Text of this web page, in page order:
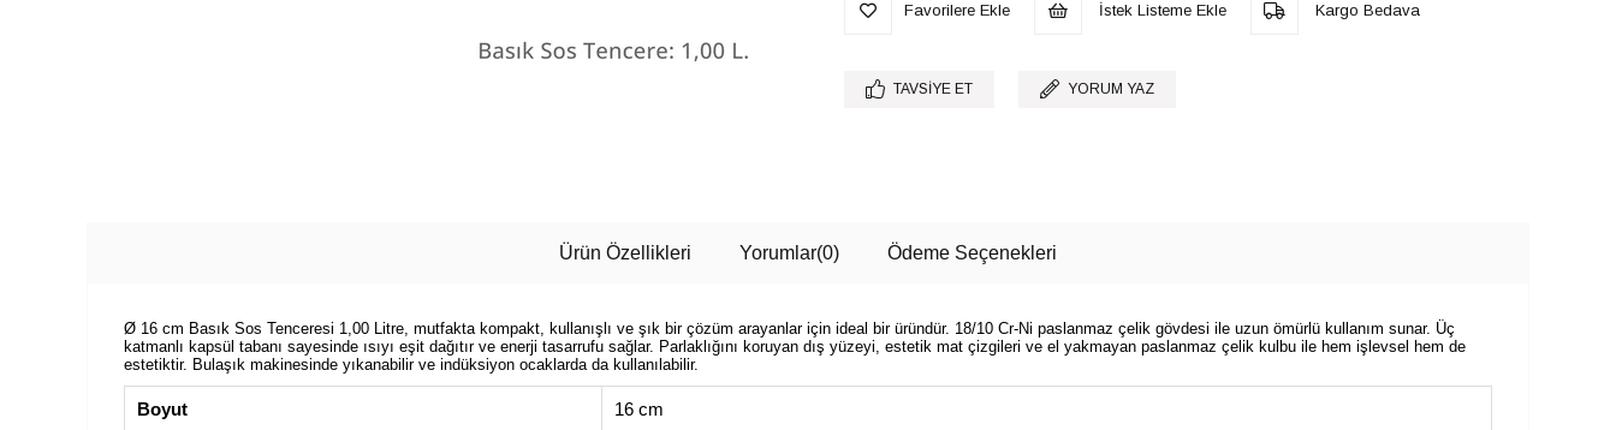
Favorilere Ekle İstek Listeme Ekle Kargo Bedava
TAVSIYE ET YORUM YAZ
Ürün Özellikleri Yorumlar(0) Ödeme Seçenekleri
Ø 16 cm Basık Sos Tenceresi 1,00 Litre, mutfakta kompakt, kullanışlı ve şık bir çözüm arayanlar için ideal bir üründür. 18/10 Cr-Ni paslanmaz çelik gövdesi ile uzun ömürlü kullanım sunar. Üç
katmanlı kapsül tabanı sayesinde ısıyı eşit dağıtır ve enerji tasarrufu sağlar. Parlaklığını koruyan dış yüzeyi, estetik mat çizgileri ve el yakmayan paslanmaz çelik kulbu ile hem işlevsel hem de
estetiktir. Bulaşık makinesinde yıkanabilir ve indüksiyon ocaklarda da kullanılabilir.
Boyut 16 cm